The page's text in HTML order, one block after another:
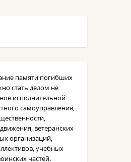
памяти погибших
стать делом не
исполнительной
самоуправления,
ветеранских
организаций,
учебных
частей.